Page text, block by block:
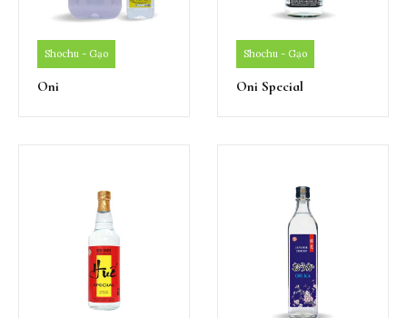
Shochu - Gạo
Oni
Shochu - Gạo
Oni Special